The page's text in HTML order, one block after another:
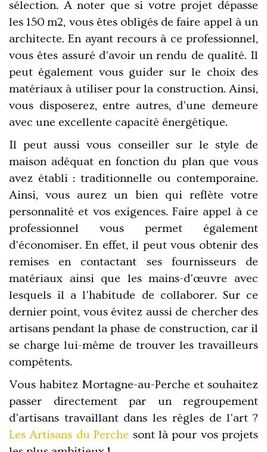
sélection. À noter que si votre projet dépasse
les 150 m2, vous êtes obligés de faire appel à un
architecte. En ayant recours à ce professionnel,
vous êtes assuré d'avoir un rendu de qualité. Il
peut également vous guider sur le choix des
matériaux à utiliser pour la construction. Ainsi,
vous disposerez, entre autres, d'une demeure
avec une excellente capacité énergétique.
Il peut aussi vous conseiller sur le style de
maison adéquat en fonction du plan que vous
avez établi : traditionnelle ou contemporaine.
Ainsi, vous aurez un bien qui reflète votre
personnalité et vos exigences. Faire appel à ce
professionnel vous permet également
d'économiser. En effet, il peut vous obtenir des
remises en contactant ses fournisseurs de
matériaux ainsi que les mains-d'œuvre avec
lesquels il a l'habitude de collaborer. Sur ce
dernier point, vous évitez aussi de chercher des
artisans pendant la phase de construction, car il
se charge lui-même de trouver les travailleurs
compétents.
Vous habitez Mortagne-au-Perche et souhaitez
passer directement par un regroupement
d'artisans travaillant dans les règles de l'art ?
Les Artisans du Perche sont là pour vos projets